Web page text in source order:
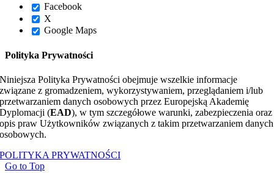
Facebook
X
Google Maps
Polityka Prywatności
Niniejsza Polityka Prywatności obejmuje wszelkie informacje
związane z gromadzeniem, wykorzystywaniem, przeglądaniem i/lub
przetwarzaniem danych osobowych przez Europejską Akademię
Dyplomacji (EAD), w tym szczegółowe warunki, zabezpieczenia oraz
opis praw Użytkowników związanych z takim przetwarzaniem danych
osobowych.
POLITYKA PRYWATNOŚCI
Go to Top